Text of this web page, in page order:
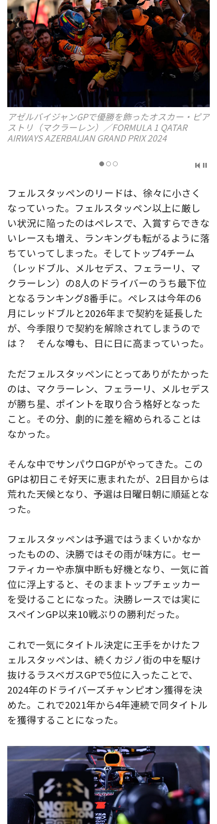
ティフォシ（熱狂的なフェラーリファン）の声援を
受けるドライバー達。優勝はフェラーリのシャル
ル・ルクレール／FORMULA 1 PIRELLI GRAN
フェルスタッペンのリードは、徐々に小さく
なっていった。フェルスタッペン以上に厳し
い状況に陥ったのはペレスで、入賞すらできな
いレースも増え、ランキングも転がるように落
ちていってしまった。そしてトップ4チーム
（レッドブル、メルセデス、フェラーリ、マ
クラーレン）の8人のドライバーのうち最下位
となるランキング8番手に。ペレスは今年の6
月にレッドブルと2026年まで契約を延長した
が、今季限りで契約を解除されてしまうので
は？ そんな噂も、日に日に高まっていった。
ただフェルスタッペンにとってありがたかった
のは、マクラーレン、フェラーリ、メルセデス
が勝ち星、ポイントを取り合う格好となった
こと。その分、劇的に差を縮められることは
なかった。
そんな中でサンパウロGPがやってきた。この
GPは初日こそ好天に恵まれたが、2日目からは
荒れた天候となり、予選は日曜日朝に順延とな
った。
フェルスタッペンは予選ではうまくいかなか
ったものの、決勝ではその雨が味方に。セー
フティカーや赤旗中断も好機となり、一気に首
位に浮上すると、そのままトップチェッカー
を受けることになった。決勝レースでは実に
スペインGP以来10戦ぶりの勝利だった。
これで一気にタイトル決定に王手をかけたフ
ェルスタッペンは、続くカジノ街の中を駆け
抜けるラスベガスGPで5位に入ったことで、
2024年のドライバーズチャンピオン獲得を決
めた。これで2021年から4年連続で同タイトル
を獲得することになった。